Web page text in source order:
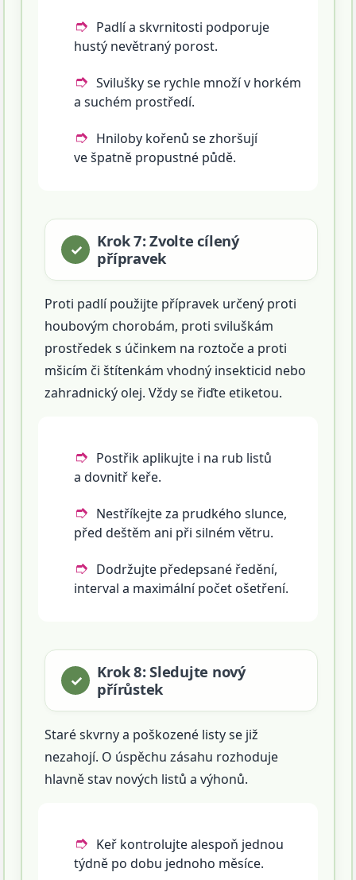
Padlí a skvrnitosti podporuje
hustý nevětraný porost.
Svilušky se rychle množí v horkém
a suchém prostředí.
Hniloby kořenů se zhoršují
ve špatně propustné půdě.
Krok 7: Zvolte cílený
přípravek
Proti padlí použijte přípravek určený proti
houbovým chorobám, proti sviluškám
prostředek s účinkem na roztoče a proti
mšicím či štítenkám vhodný insekticid nebo
zahradnický olej. Vždy se řiďte etiketou.
Postřik aplikujte i na rub listů
a dovnitř keře.
Nestříkejte za prudkého slunce,
před deštěm ani při silném větru.
Dodržujte předepsané ředění,
interval a maximální počet ošetření.
Krok 8: Sledujte nový
přírůstek
Staré skvrny a poškozené listy se již
nezahojí. O úspěchu zásahu rozhoduje
hlavně stav nových listů a výhonů.
Keř kontrolujte alespoň jednou
týdně po dobu jednoho měsíce.